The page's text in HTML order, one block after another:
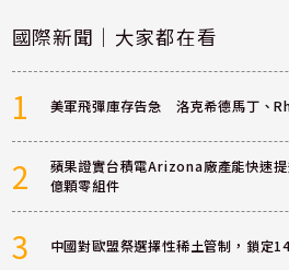
國際新聞｜大家都在看
1 美軍飛彈庫存告急 洛克希德馬丁、
2
蘋果證實台積電Arizona廠產能快速
億顆零組件
3 中國對歐盟祭選擇性稀土管制，鎖定